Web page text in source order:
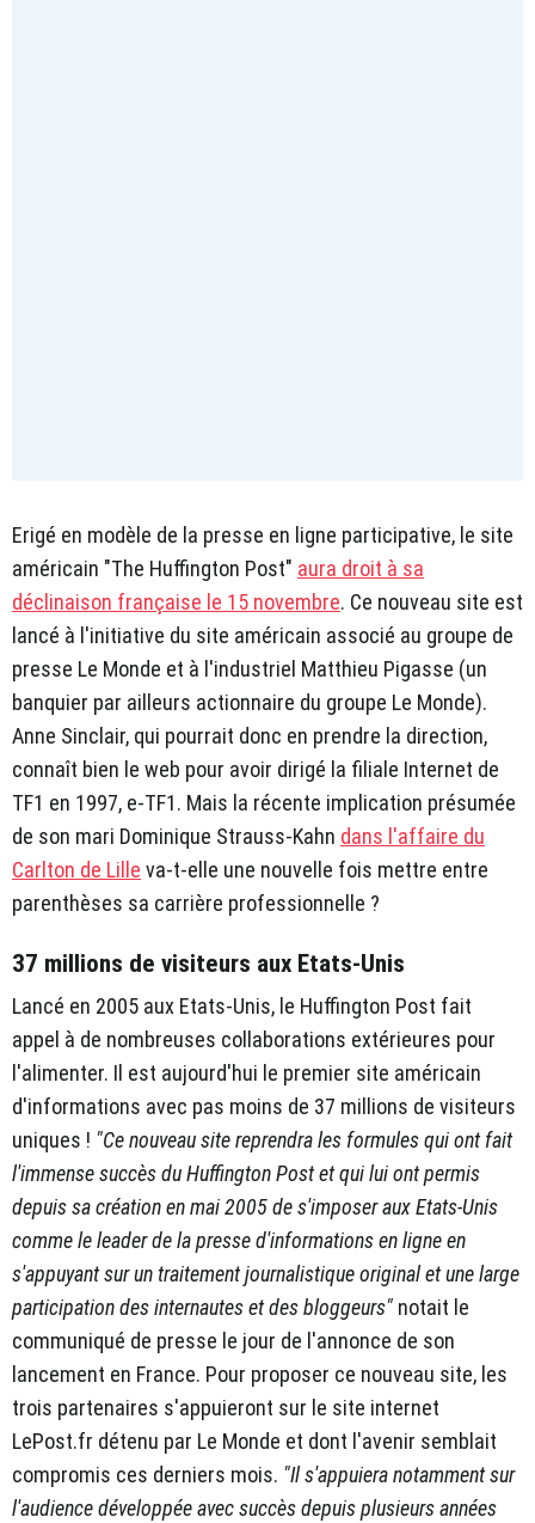
Erigé en modèle de la presse en ligne participative, le site
américain "The Huffington Post" aura droit à sa
déclinaison française le 15 novembre. Ce nouveau site est
lancé à l'initiative du site américain associé au groupe de
presse Le Monde et à l'industriel Matthieu Pigasse (un
banquier par ailleurs actionnaire du groupe Le Monde).
Anne Sinclair, qui pourrait donc en prendre la direction,
connaît bien le web pour avoir dirigé la filiale Internet de
TF1 en 1997, e-TF1. Mais la récente implication présumée
de son mari Dominique Strauss-Kahn dans l'affaire du
Carlton de Lille va-t-elle une nouvelle fois mettre entre
parenthèses sa carrière professionnelle ?
37 millions de visiteurs aux Etats-Unis
Lancé en 2005 aux Etats-Unis, le Huffington Post fait
appel à de nombreuses collaborations extérieures pour
l'alimenter. Il est aujourd'hui le premier site américain
d'informations avec pas moins de 37 millions de visiteurs
uniques ! "Ce nouveau site reprendra les formules qui ont fait
l'immense succès du Huffington Post et qui lui ont permis
depuis sa création en mai 2005 de s'imposer aux Etats-Unis
comme le leader de la presse d'informations en ligne en
s'appuyant sur un traitement journalistique original et une large
participation des internautes et des bloggeurs" notait le
communiqué de presse le jour de l'annonce de son
lancement en France. Pour proposer ce nouveau site, les
trois partenaires s'appuieront sur le site internet
LePost.fr détenu par Le Monde et dont l'avenir semblait
compromis ces derniers mois. "Il s'appuiera notamment sur
l'audience développée avec succès depuis plusieurs années